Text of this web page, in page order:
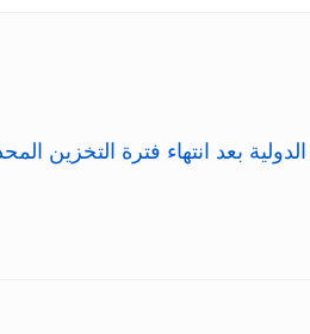
المحددة في القاعدة 9.1 من اللوائح بموجب